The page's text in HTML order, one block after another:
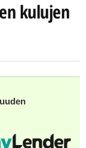
kulujen